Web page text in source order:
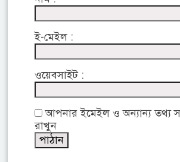
ই-মেইল :
ওয়েবসাইট :
আপনার ইমেইল ও অন্যান্য তথ্য
রাখুন